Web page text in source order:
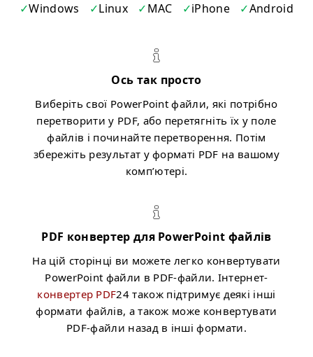
Windows Linux MAC iPhone Android
Ось так просто
Виберіть свої PowerPoint файли, які потрібно
перетворити у PDF, або перетягніть їх у поле
файлів і починайте перетворення. Потім
збережіть результат у форматі PDF на вашому
комп’ютері.
PDF конвертер для PowerPoint файлів
На цій сторінці ви можете легко конвертувати
PowerPoint файли в PDF-файли. Інтернет-
конвертер PDF24 також підтримує деякі інші
формати файлів, а також може конвертувати
PDF-файли назад в інші формати.